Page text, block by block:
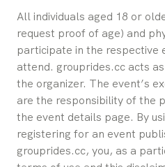
All individuals aged 18 or
request proof of age) and
participate in the respective
attend. grouprides.cc acts
the organizer. The event’s
are the responsibility of the
the event details page. By
registering for an event
grouprides.cc, you, as a